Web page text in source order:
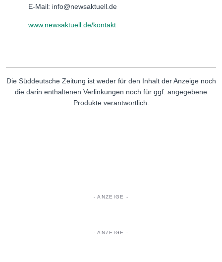
E-Mail: info@newsaktuell.de
www.newsaktuell.de/kontakt
Die Süddeutsche Zeitung ist weder für den Inhalt der Anzeige noch
die darin enthaltenen Verlinkungen noch für ggf. angegebene
Produkte verantwortlich.